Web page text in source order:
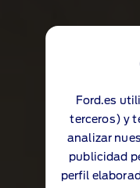
Ford.es
terceros) y
analizar
publicidad
perfil